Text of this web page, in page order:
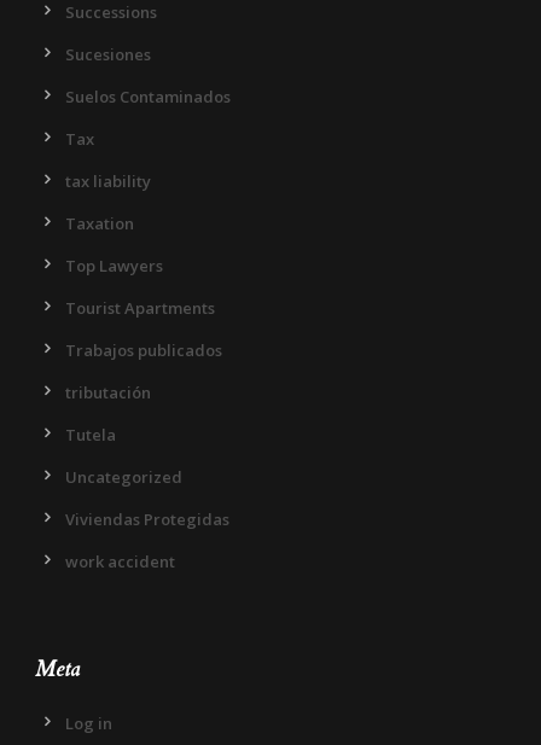
Successions
Sucesiones
Suelos Contaminados
Tax
tax liability
Taxation
Top Lawyers
Tourist Apartments
Trabajos publicados
tributación
Tutela
Uncategorized
Viviendas Protegidas
work accident
Meta
Log in